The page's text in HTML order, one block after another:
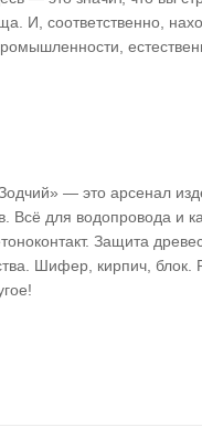
И, соответственно,
— это арсенал
Всё для водопровода и
Защита
Шифер, кирпич, блок.